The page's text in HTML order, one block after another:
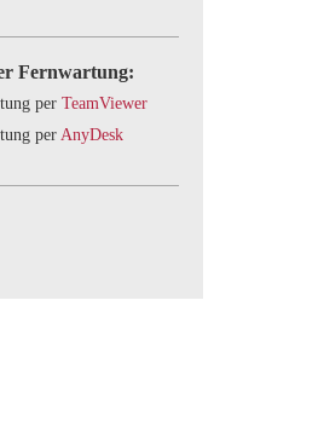
Fernwartung:
per TeamViewer
per AnyDesk